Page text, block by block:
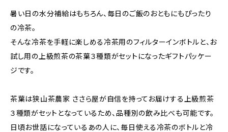
暑い日の水分補給はもちろん、毎日のご飯のおともにもぴったり
の冷茶。
そんな冷茶を手軽に楽しめる冷茶用のフィルターインボトルと、お
試し用の上級煎茶の茶葉３種類がセットになったギフトパッケー
ジです。
茶葉は狭山茶農家 ささら屋が自信を持ってお届けする上級煎茶
３種類がセットとなっているため、品種別の飲み比べも可能です。
日頃お世話になっているあの人に、毎日使える冷茶のボトルと冷